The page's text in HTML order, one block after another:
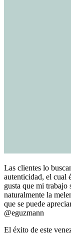
Las clientes lo
autenticidad, el cual
gusta que mi trabajo
naturalmente la
que se puede
@eguzmann
El éxito de este